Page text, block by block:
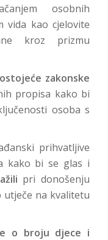
osobnih
vida kao cjelovite
kroz prizmu
zakonske
propisa kako bi
osoba s
prihvatljive
kako bi se glas i
pri donošenju
utječe na kvalitetu
o broju djece i